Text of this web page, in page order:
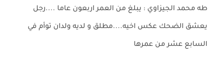
طه محمد الجيزاوي : يبلغ من العمر اربعون عاما ....رجل
يعشق الضحك عكس اخيه....مطلق و لديه ولدان توأم في
السابع عشر من عمرها